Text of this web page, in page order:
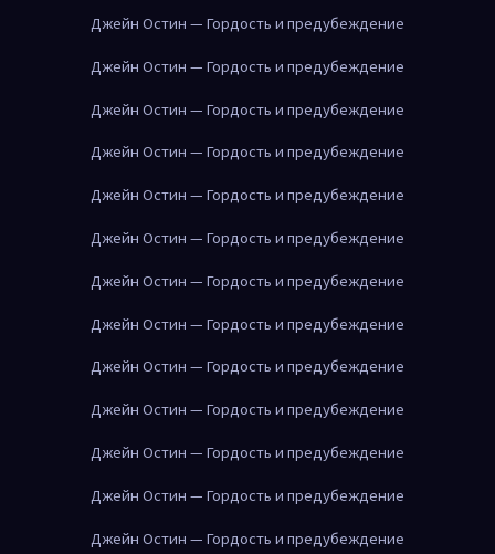
Джейн Остин — Гордость и предубеждение
Джейн Остин — Гордость и предубеждение
Джейн Остин — Гордость и предубеждение
Джейн Остин — Гордость и предубеждение
Джейн Остин — Гордость и предубеждение
Джейн Остин — Гордость и предубеждение
Джейн Остин — Гордость и предубеждение
Джейн Остин — Гордость и предубеждение
Джейн Остин — Гордость и предубеждение
Джейн Остин — Гордость и предубеждение
Джейн Остин — Гордость и предубеждение
Джейн Остин — Гордость и предубеждение
Джейн Остин — Гордость и предубеждение